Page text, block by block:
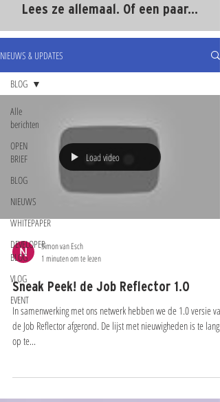
Lees ze allemaal. Of een paar...
NIEUWS & UPDATES
Alle
berichten
OPEN
BRIEF
BLOG
NIEUWS
WHITEPAPER
DEVELOPER
BLOG
VLOG
EVENT
BLOG
Load video
Simon van Esch
1 minuten om te lezen
Sneak Peek! de Job Reflector 1.0
In samenwerking met ons netwerk hebben we de 1.0 versie van
de Job Reflector afgerond. De lijst met nieuwigheden is te lang
op te...